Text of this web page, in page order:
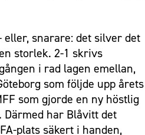
snarare: det silver det
storlek. 2-1 skrivs
i rad lagen emellan,
som följde upp årets
som gjorde en ny höstlig
Därmed har Blåvitt det
plats säkert i handen,